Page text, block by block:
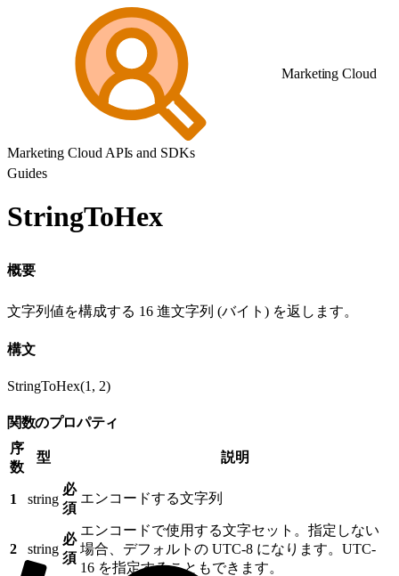
Marketing Cloud
Marketing Cloud APIs and SDKs
Guides
StringToHex
概要
文字列値を構成する 16 進文字列 (バイト) を返します。
構文
StringToHex(1, 2)
関数のプロパティ
序
数
型 説明
1 string
必
須
エンコードする文字列
2 string
必
須
エンコードで使用する文字セット。指定しない
場合、デフォルトの UTC-8 になります。UTC-
16 を指定することもできます。